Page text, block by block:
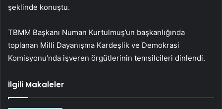
şeklinde konuştu.
TBMM Başkanı Numan Kurtulmuş’un başkanlığında
toplanan Milli Dayanışma Kardeşlik ve Demokrasi
Komisyonu’nda işveren örgütlerinin temsilcileri dinlendi.
İlgili Makaleler